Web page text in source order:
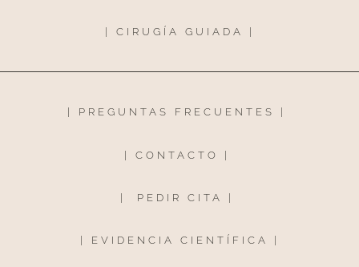
CIRUGÍA GUIADA
PREGUNTAS FRECUENTES
| CONTACTO |
PEDIR CITA
EVIDENCIA CIENTÍFICA